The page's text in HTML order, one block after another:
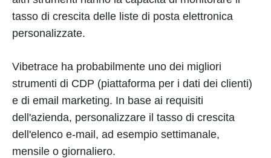
tasso di crescita delle liste di posta elettronica
personalizzate.
Vibetrace ha probabilmente uno dei migliori
strumenti di CDP (piattaforma per i dati dei clienti)
e di email marketing. In base ai requisiti
dell'azienda, personalizzare il tasso di crescita
dell'elenco e-mail, ad esempio settimanale,
mensile o giornaliero.